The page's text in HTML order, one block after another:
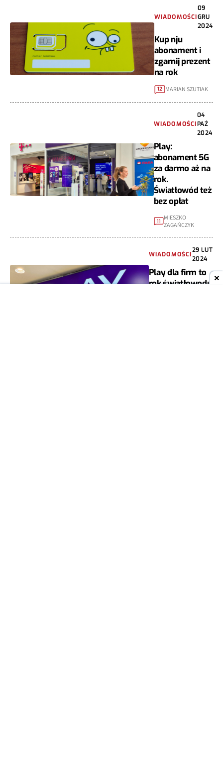
WIADOMOŚCI
09
GRU
2024
Kup nju
abonament i
zgarnij prezent
na rok
12 MARIAN SZUTIAK
WIADOMOŚCI
04
PAŹ
2024
Play:
abonament 5G
za darmo aż na
rok.
Światłowód też
bez opłat
11 MIESZKO
ZAGAŃCZYK
WIADOMOŚCI
29 LUT
2024
Play dla firm to
rok światłowodu